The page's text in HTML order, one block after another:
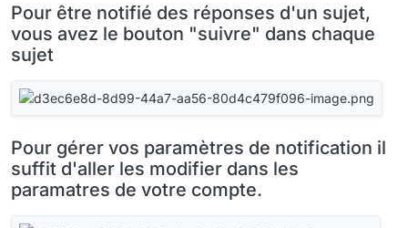
Pour être notifié des réponses d'un sujet,
vous avez le bouton "suivre" dans chaque
sujet
Pour gérer vos paramètres de notification il
suffit d'aller les modifier dans les
paramatres de votre compte.